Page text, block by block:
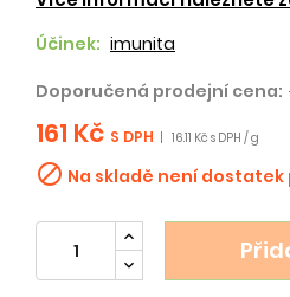
Účinek: imunita
Doporučená prodejní cena:
161 Kč S DPH 16.11 Kč s DPH / g
 Na skladě není